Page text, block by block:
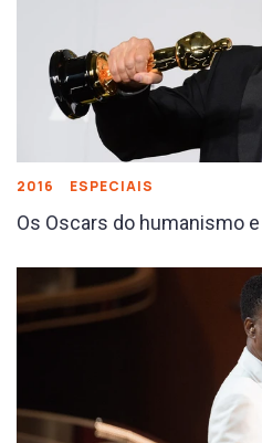
2016 ESPECIAIS
Os Oscars do humanismo